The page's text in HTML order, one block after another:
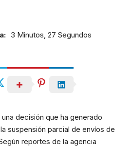
3 Minutos, 27 Segundos
decisión que ha generado
suspensión parcial de envíos de
reportes de la agencia